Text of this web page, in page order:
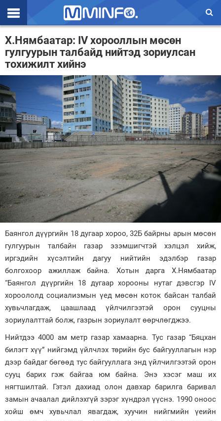
Эхлэл
Цаг агаар
Валют ханш
Улс төр
Эдийн засаг
Үзэл бодол
Спорт
Нийгэм
Дэлхий
Энтертайнмэнт
Зурхай
Х.Нямбаатар: IV хорооллын мөсөн
гулгуурын талбайд нийтэд зориулсан
тохижилт хийнэ
Баянгол дүүргийн 18 дугаар хороо, 32Б байрны арын мөсөн
гулгуурын талбайн газар эзэмшигчтэй хэлцэл хийж,
иргэдийн хүсэлтийн дагуу нийтийн эдэлбэр газар
болгохоор ажиллаж байна. Хотын дарга Х.Нямбаатар
“Баянгол дүүргийн 18 дугаар хорооны нутаг дэвсгэр IV
хороололд социализмын үед мөсөн коток байсан талбай
хувьчлагдаж, цаашлаад үйлчилгээтэй орон сууцны
зориулалттай болж, газрын зориулалт өөрчлөгджээ.
Нийтдээ 4000 ам метр газар хамаарна. Тус газар “Бяцхан
билэгт хүү” нийгэмд үйлчлэх төрийн бус байгууллагын нэр
дээр байдаг бөгөөд тус байгууллага энд үйлчилгээтэй орон
сууц барих гэж байгаа юм байна. Энэ хэсэг маш их
нягтшилтай. Гэтэл дахиад олон давхар барилга баривал
замын ачаалал дийлэхгүй зэрэг хүндрэл үүснэ. 1990 оноос
хойш өмч хувьчлал явагдаж, хуучин нийгмийн үеийн